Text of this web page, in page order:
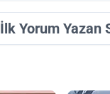
İlk Yorum Yazan